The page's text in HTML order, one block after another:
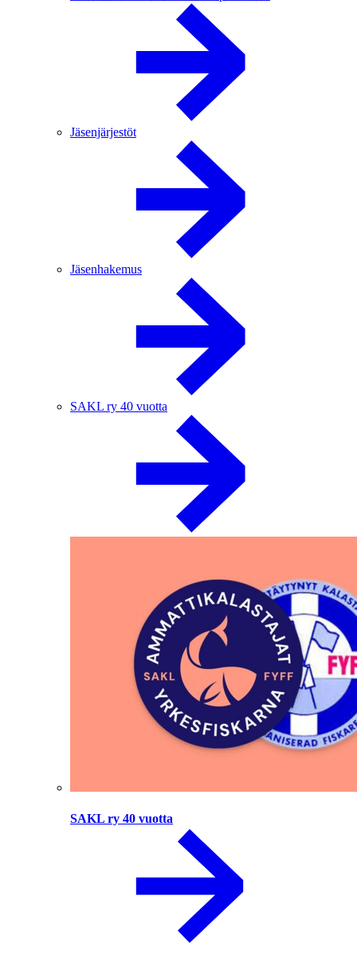
Jäsenjärjestöt
Jäsenhakemus
SAKL ry 40 vuotta
SAKL ry 40 vuotta